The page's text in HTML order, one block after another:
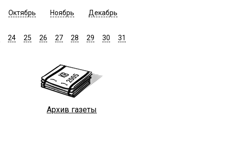
Октябрь Ноябрь Декабрь
24 25 26 27 28 29 30 31
Архив газеты